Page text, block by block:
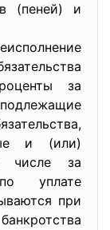
(пеней) и
за
и (или)
числе за
уплате
при